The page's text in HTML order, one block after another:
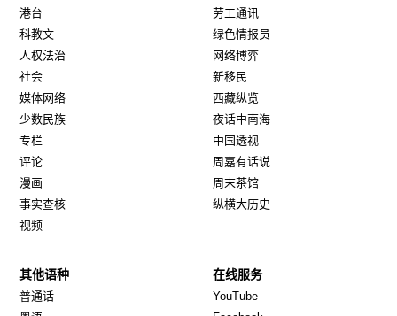
港台
科教文
人权法治
社会
媒体网络
少数民族
专栏
评论
漫画
事实查核
视频
劳工通讯
绿色情报员
网络博弈
新移民
西藏纵览
夜话中南海
中国透视
周嘉有话说
周末茶馆
纵横大历史
其他语种
普通话
在线服务
YouTube